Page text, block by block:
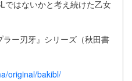
ではないかと考え続けた⼄⼥
ー刃牙』シリーズ（秋田書
original/bakibl/